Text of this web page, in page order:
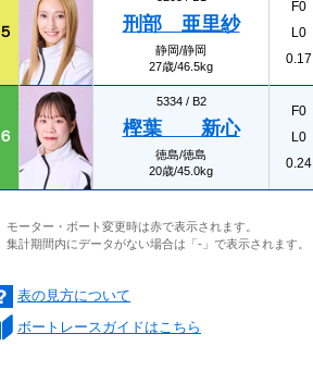
５ 刑部 亜里紗
静岡/静岡
27歳/46.5kg
F0
L0
0.17
６
5334 / B2
樫葉 新心
徳島/徳島
20歳/45.0kg
F0
L0
0.24
モーター・ボート変更時は赤で表示されます。
集計期間内にデータがない場合は「-」で表示されます。
表の見方について
ボートレースガイドはこちら